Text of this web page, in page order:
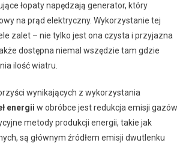
łopaty napędzają generator, który
na prąd elektryczny. Wykorzystanie tej
zalet – nie tylko jest ona czysta i przyjazna
dostępna niemal wszędzie tam gdzie
ilość wiatru.
wynikających z wykorzystania
energii w obróbce jest redukcja emisji gazów
metody produkcji energii, takie jak
są głównym źródłem emisji dwutlenku